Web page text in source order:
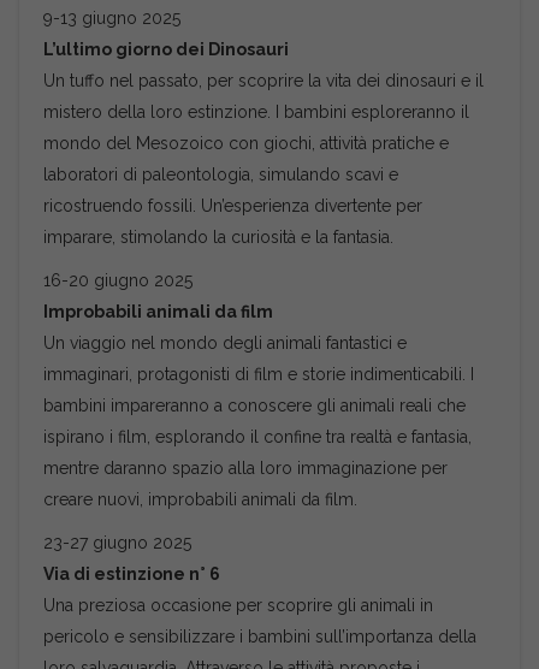
9-13 giugno 2025
L’ultimo giorno dei Dinosauri
Un tuffo nel passato, per scoprire la vita dei dinosauri e il
mistero della loro estinzione. I bambini esploreranno il
mondo del Mesozoico con giochi, attività pratiche e
laboratori di paleontologia, simulando scavi e
ricostruendo fossili. Un’esperienza divertente per
imparare, stimolando la curiosità e la fantasia.
16-20 giugno 2025
Improbabili animali da film
Un viaggio nel mondo degli animali fantastici e
immaginari, protagonisti di film e storie indimenticabili. I
bambini impareranno a conoscere gli animali reali che
ispirano i film, esplorando il confine tra realtà e fantasia,
mentre daranno spazio alla loro immaginazione per
creare nuovi, improbabili animali da film.
23-27 giugno 2025
Via di estinzione n° 6
Una preziosa occasione per scoprire gli animali in
pericolo e sensibilizzare i bambini sull’importanza della